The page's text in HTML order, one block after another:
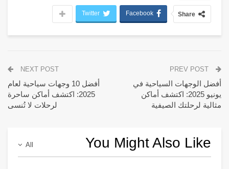
Share
Facebook
Twitter
أفضل الوجهات السياحية في
يونيو 2025: اكتشف أماكن
مثالية لرحلتك الصيفية
NEXT POST
أفضل 10 وجهات سياحية لعام
2025: اكتشف أماكن ساحرة
لرحلات لا تُنسى
All You Might Also Like